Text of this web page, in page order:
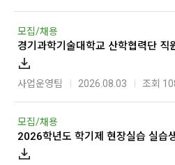
모집/채용
사업운영팀 2026.08.03 조회
모집/채용
2026학년도 학기제 현장실습 실습